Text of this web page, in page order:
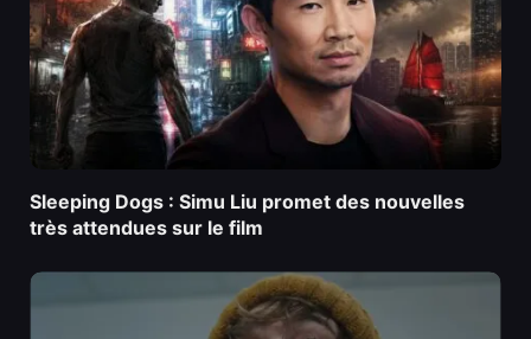
Sleeping Dogs : Simu Liu promet des nouvelles
très attendues sur le film